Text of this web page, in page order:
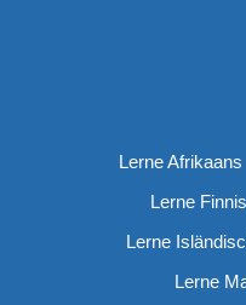
Lerne Afrikaans
Lerne
Lerne
Lerne